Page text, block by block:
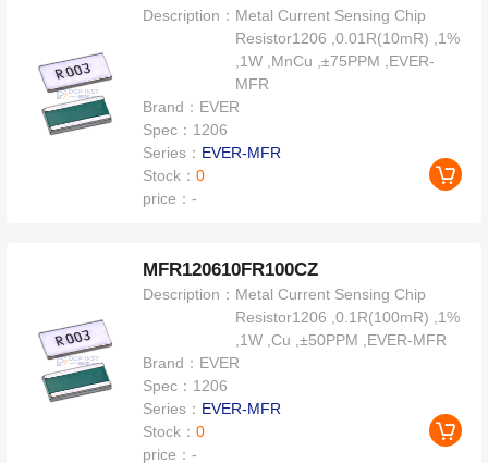
Description： Metal Current Sensing Chip
Resistor1206 ,0.01R(10mR) ,1%
,1W ,MnCu ,±75PPM ,EVER-
MFR
Brand： EVER
Spec： 1206
Series： EVER-MFR
Stock：0
price：-
MFR120610FR100CZ
Description： Metal Current Sensing Chip
Resistor1206 ,0.1R(100mR) ,1%
,1W ,Cu ,±50PPM ,EVER-MFR
Brand： EVER
Spec： 1206
Series： EVER-MFR
Stock：0
price：-